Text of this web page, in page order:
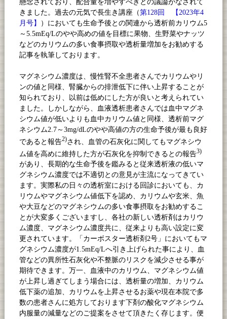
懸念されており、配合量を増やすべきとの議論がなされて
きました。過去の元気で長生き講座（第128回 【2023年4
月号】
）においても生命予後との関連から透析前カリウム5
～5.5mEq/Lのやや高めの値を目標に果物、生野菜やナッツ
などのカリウムの多い食事摂取や透析量増加をお勧めする
記事を執筆しております。
マグネシウム濃度は、慢性腎不全患者さんでカリウムやリ
ンの値と同様、腎臓からの排泄低下に伴い上昇することが
知られており、以前は低めにした方が良いと考えられてい
ました。しかしながら、血液透析患者さんでは血中マグネ
シウム値が低いよりも血中カリウム値と同様、透析前マグ
ネシウム2.7 ～3mg/dLのやや高値の方の生命予後が最も良好
であると報告2)され、血管の石灰化に関してもマグネシウ
ム値を高めに維持した方が石灰化を抑制できるとの報告3)
があり、長期的な生命予後を鑑みると従来透析液の低いマ
グネシウム濃度では不適切との意見が主流になってきてい
ます。実際私の日々の透析室における回診においても、カ
リウムやマグネシウム値低下を認め、カリウムや玄米、魚
や大豆などのマグネシウムの多い食事摂取をお勧めするこ
とが大変多くございますし、各社の新しい透析剤はカリウ
ム濃度、マグネシウム濃度共に、従来よりも高い設定に変
更されています。「カーボスター透析剤2号」においてもマ
グネシウム濃度が1.5mEq/Lへ引き上げられた事により、血
管などの異所性石灰化や不整脈のリスクを減少させる事が
期待できます。万一、血液中のカリウム、マグネシウム値
が上昇し過ぎてしまう場合には、透析量の増加、カリウム
低下薬の追加、カリウムを上昇させるお薬や現在本院で多
数の患者さんに処方しております下剤の酸化マグネシウム
内服量の減量などのご提案をさせて頂きたく存じます。便